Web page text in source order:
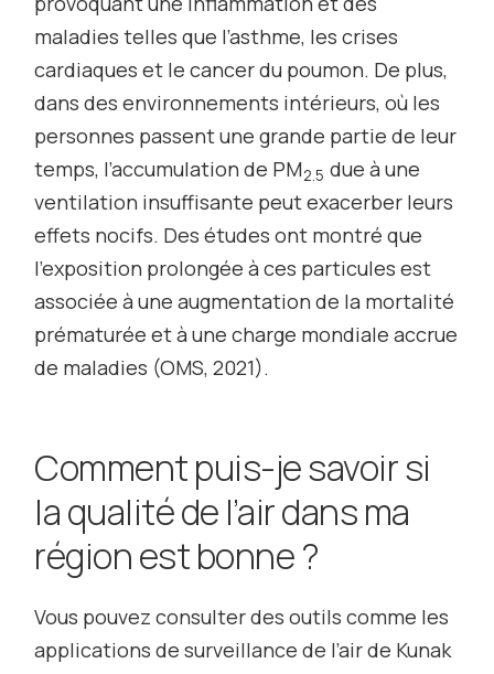
maladies telles que l’asthme, les crises
cardiaques et le cancer du poumon. De plus,
dans des environnements intérieurs, où les
personnes passent une grande partie de leur
temps, l’accumulation de PM2.5 due à une
ventilation insuffisante peut exacerber leurs
effets nocifs. Des études ont montré que
l’exposition prolongée à ces particules est
associée à une augmentation de la mortalité
prématurée et à une charge mondiale accrue
de maladies (OMS, 2021).
Comment puis-je savoir si
la qualité de l’air dans ma
région est bonne ?
Vous pouvez consulter des outils comme les
applications de surveillance de l’air de Kunak